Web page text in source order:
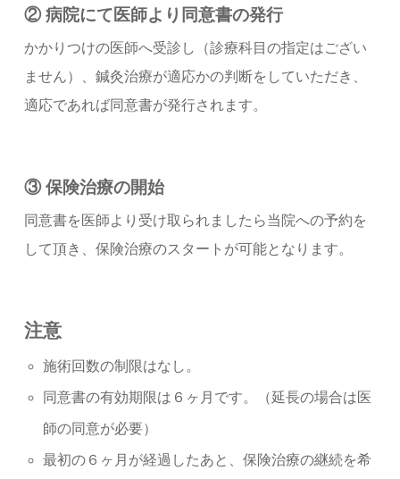
② 病院にて医師より 同意書の発行
かかりつけの医師へ受診し（診療科目の指定はござい
ません）、鍼灸治療が適応かの判断をしていただき、
適応であれば同意書が発行されます。
③ 保険治療の開始
同意書を医師より受け取られましたら当院への予約を
して頂き、保険治療のスタートが可能となります。
注意
施術回数の制限はなし。
同意書の有効期限は６ヶ月です。（延長の場合は医
師の同意が必要）
最初の６ヶ月が経過したあと、保険治療の継続を希